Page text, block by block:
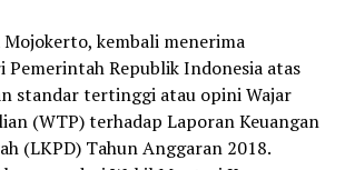
kembali menerima
Pemerintah Republik Indonesia atas
standar tertinggi atau opini Wajar
(WTP) terhadap Laporan Keuangan
(LKPD) Tahun Anggaran 2018.